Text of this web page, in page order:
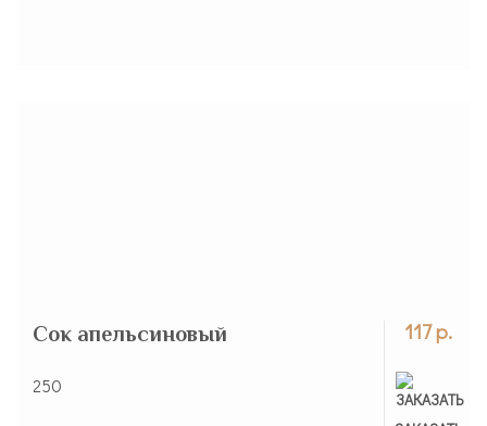
117 р.
Сок апельсиновый
250